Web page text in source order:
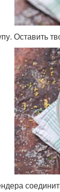
Оставить